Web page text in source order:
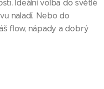
Ideální volba do světlé
naladí. Nebo do
flow, nápady a dobrý